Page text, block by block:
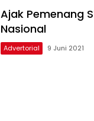
Ajak Pemenang
Nasional
Advertorial 9 Juni 2021